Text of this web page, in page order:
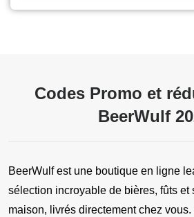
Codes Promo et
BeerWulf
BeerWulf est une boutique en ligne
sélection incroyable de bières, fûts et
maison, livrés directement chez